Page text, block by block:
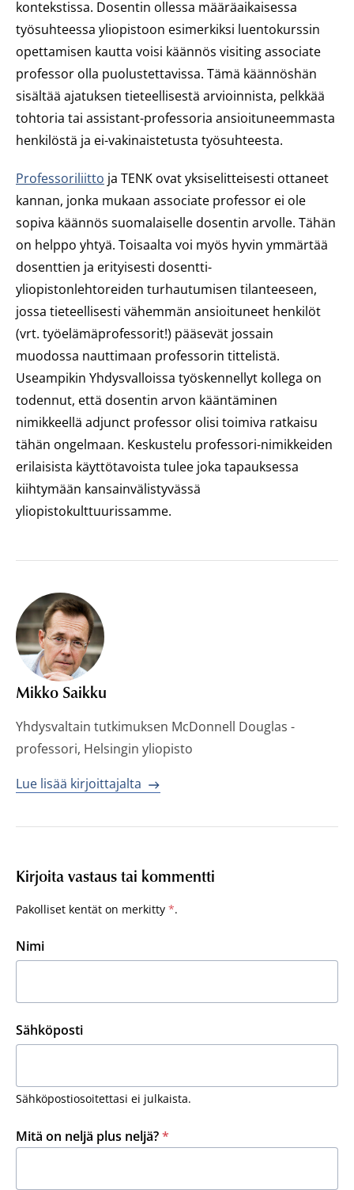
kontekstissa. Dosentin ollessa määräaikaisessa
työsuhteessa yliopistoon esimerkiksi luentokurssin
opettamisen kautta voisi käännös visiting associate
professor olla puolustettavissa. Tämä käännöshän
sisältää ajatuksen tieteellisestä arvioinnista, pelkkää
tohtoria tai assistant-professoria ansioituneemmasta
henkilöstä ja ei-vakinaistetusta työsuhteesta.
Professoriliitto ja TENK ovat yksiselitteisesti ottaneet
kannan, jonka mukaan associate professor ei ole
sopiva käännös suomalaiselle dosentin arvolle. Tähän
on helppo yhtyä. Toisaalta voi myös hyvin ymmärtää
dosenttien ja erityisesti dosentti-
yliopistonlehtoreiden turhautumisen tilanteeseen,
jossa tieteellisesti vähemmän ansioituneet henkilöt
(vrt. työelämäprofessorit!) pääsevät jossain
muodossa nauttimaan professorin tittelistä.
Useampikin Yhdysvalloissa työskennellyt kollega on
todennut, että dosentin arvon kääntäminen
nimikkeellä adjunct professor olisi toimiva ratkaisu
tähän ongelmaan. Keskustelu professori-nimikkeiden
erilaisista käyttötavoista tulee joka tapauksessa
kiihtymään kansainvälistyvässä
yliopistokulttuurissamme.
Mikko Saikku
Yhdysvaltain tutkimuksen McDonnell Douglas -
professori, Helsingin yliopisto
Lue lisää kirjoittajalta
Kirjoita vastaus tai kommentti
Pakolliset kentät on merkitty *.
Nimi
Sähköposti
Sähköpostiosoitettasi ei julkaista.
Mitä on neljä plus neljä?*